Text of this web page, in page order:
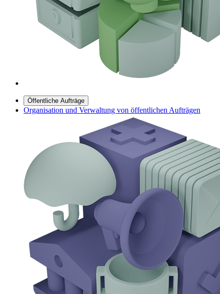
Öffentliche Aufträge
Organisation und Verwaltung von öffentlichen Aufträgen